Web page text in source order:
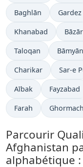
Baghlān Gardez
Khanabad
Taloqan Bāmyān
Charikar Sar-e
Aībak Fayzabad
Farah Ghormach
Parcourir
Afghanistan
alphabétique :